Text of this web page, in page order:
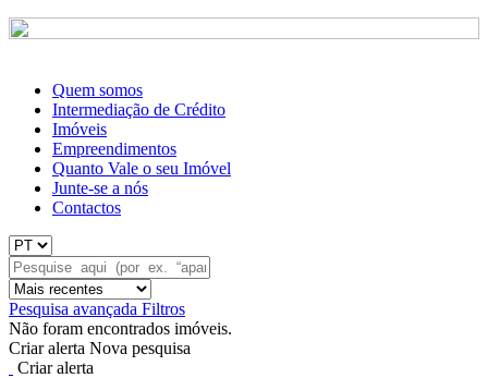
Quem somos
Intermediação de Crédito
Imóveis
Empreendimentos
Quanto Vale o seu Imóvel
Junte-se a nós
Contactos
Pesquisa avançada Filtros
Não foram encontrados imóveis.
Criar alerta Nova pesquisa
Criar alerta